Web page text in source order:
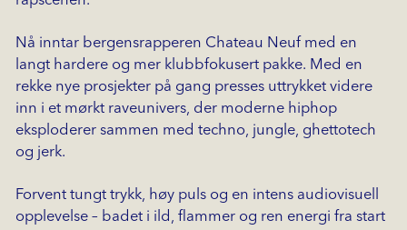
Nå inntar bergensrapperen Chateau Neuf med en
langt hardere og mer klubbfokusert pakke. Med en
rekke nye prosjekter på gang presses uttrykket videre
inn i et mørkt raveunivers, der moderne hiphop
eksploderer sammen med techno, jungle, ghettotech
og jerk.
Forvent tungt trykk, høy puls og en intens audiovisuell
opplevelse – badet i ild, flammer og ren energi fra start